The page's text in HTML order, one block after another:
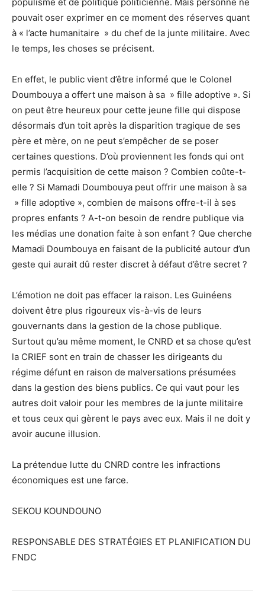
pouvait oser exprimer en ce moment des réserves quant
à « l’acte humanitaire » du chef de la junte militaire. Avec
le temps, les choses se précisent.
En effet, le public vient d’être informé que le Colonel
Doumbouya a offert une maison à sa » fille adoptive ». Si
on peut être heureux pour cette jeune fille qui dispose
désormais d’un toit après la disparition tragique de ses
père et mère, on ne peut s’empêcher de se poser
certaines questions. D’où proviennent les fonds qui ont
permis l’acquisition de cette maison ? Combien coûte-t-
elle ? Si Mamadi Doumbouya peut offrir une maison à sa
» fille adoptive », combien de maisons offre-t-il à ses
propres enfants ? A-t-on besoin de rendre publique via
les médias une donation faite à son enfant ? Que cherche
Mamadi Doumbouya en faisant de la publicité autour d’un
geste qui aurait dû rester discret à défaut d’être secret ?
L’émotion ne doit pas effacer la raison. Les Guinéens
doivent être plus rigoureux vis-à-vis de leurs
gouvernants dans la gestion de la chose publique.
Surtout qu’au même moment, le CNRD et sa chose qu’est
la CRIEF sont en train de chasser les dirigeants du
régime défunt en raison de malversations présumées
dans la gestion des biens publics. Ce qui vaut pour les
autres doit valoir pour les membres de la junte militaire
et tous ceux qui gèrent le pays avec eux. Mais il ne doit y
avoir aucune illusion.
La prétendue lutte du CNRD contre les infractions
économiques est une farce.
SEKOU KOUNDOUNO
RESPONSABLE DES STRATÉGIES ET PLANIFICATION DU
FNDC